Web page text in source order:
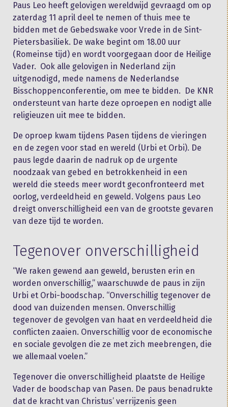
Paus Leo heeft gelovigen wereldwijd gevraagd om op
zaterdag 11 april deel te nemen of thuis mee te
bidden met de Gebedswake voor Vrede in de Sint-
Pietersbasiliek. De wake begint om 18.00 uur
(Romeinse tijd) en wordt voorgegaan door de Heilige
Vader. Ook alle gelovigen in Nederland zijn
uitgenodigd, mede namens de Nederlandse
Bisschoppenconferentie, om mee te bidden. De KNR
ondersteunt van harte deze oproepen en nodigt alle
religieuzen uit mee te bidden.
De oproep kwam tijdens Pasen tijdens de vieringen
en de zegen voor stad en wereld (Urbi et Orbi). De
paus legde daarin de nadruk op de urgente
noodzaak van gebed en betrokkenheid in een
wereld die steeds meer wordt geconfronteerd met
oorlog, verdeeldheid en geweld. Volgens paus Leo
dreigt onverschilligheid een van de grootste gevaren
van deze tijd te worden.
Tegenover onverschilligheid
“We raken gewend aan geweld, berusten erin en
worden onverschillig,” waarschuwde de paus in zijn
Urbi et Orbi-boodschap. “Onverschillig tegenover de
dood van duizenden mensen. Onverschillig
tegenover de gevolgen van haat en verdeeldheid die
conflicten zaaien. Onverschillig voor de economische
en sociale gevolgen die ze met zich meebrengen, die
we allemaal voelen.”
Tegenover die onverschilligheid plaatste de Heilige
Vader de boodschap van Pasen. De paus benadrukte
dat de kracht van Christus’ verrijzenis geen